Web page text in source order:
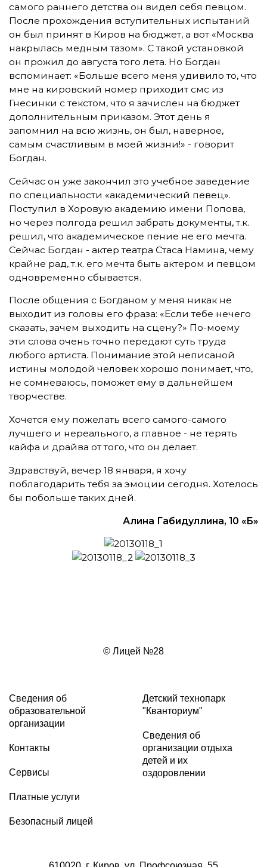
самого раннего детства он видел себя певцом.
После прохождения вступительных испытаний
он был принят в Киров на бюджет, а вот «Москва
накрылась медным тазом». С такой установкой
он прожил до августа того лета. Но Богдан
вспоминает: «Больше всего меня удивило то, что
мне на кировский номер приходит смс из
Гнесинки с текстом, что я зачислен на бюджет
дополнительным приказом. Этот день я
запомнил на всю жизнь, он был, наверное,
самым счастливым в моей жизни!» - говорит
Богдан.
Сейчас он уже закончил это учебное заведение
по специальности «академический певец».
Поступил в Хоровую академию имени Попова,
но через полгода решил забрать документы, т.к.
решил, что академическое пение не его мечта.
Сейчас Богдан - актер театра Стаса Намина, чему
крайне рад, т.к. его мечта быть актером и певцом
одновременно сбывается.
После общения с Богданом у меня никак не
выходит из головы его фраза: «Если тебе нечего
сказать, зачем выходить на сцену?» По-моему
эти слова очень точно передают суть труда
любого артиста. Понимание этой неписаной
истины молодой человек хорошо понимает, что,
не сомневаюсь, поможет ему в дальнейшем
творчестве.
Хочется ему пожелать всего самого-самого
лучшего и нереального, а главное - не терять
кайфа и драйва от того, что он делает.
Здравствуй, вечер 18 января, я хочу
поблагодарить тебя за эмоции сегодня. Хотелось
бы побольше таких дней.
Алина Габидуллина, 10 «Б»
© Лицей №28
Сведения об
образовательной
организации
Контакты
Сервисы
Платные услуги
Безопасный лицей
Детский технопарк
"Кванториум"
Сведения об
организации отдыха
детей и их
оздоровлении